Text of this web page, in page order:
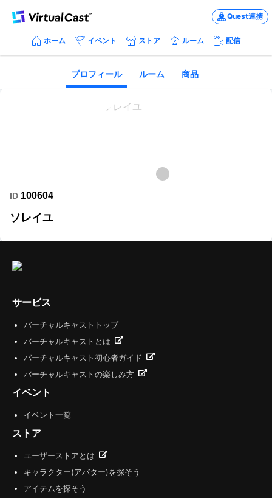
Quest連携
ホーム イベント ストア ルーム 配信
プロフィール ルーム 商品
ID 100604
ソレイユ
サービス
バーチャルキャストトップ
バーチャルキャストとは
バーチャルキャスト初心者ガイド
バーチャルキャストの楽しみ方
イベント
イベント一覧
ストア
ユーザーストアとは
キャラクター(アバター)を探そう
アイテムを探そう